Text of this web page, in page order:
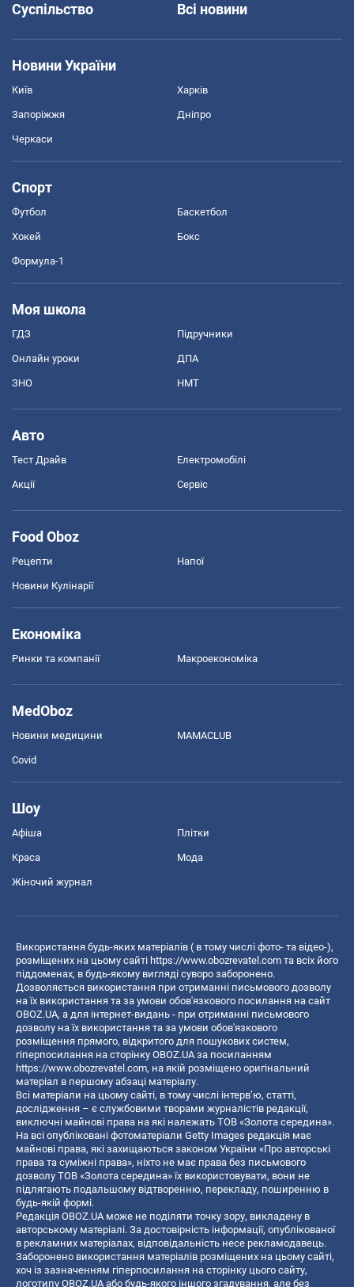
Суспільство
Всі новини
Новини України
Київ Харків
Запоріжжя Дніпро
Черкаси
Спорт
Футбол Баскетбол
Хокей Бокс
Формула-1
Моя школа
ГДЗ Підручники
Онлайн уроки ДПА
ЗНО НМТ
Авто
Тест Драйв Електромобілі
Акції Сервіс
Food Oboz
Рецепти Напої
Новини Кулінарії
Економіка
Ринки та компанії Макроекономіка
MedOboz
Новини медицини MAMACLUB
Covid
Шоу
Афіша Плітки
Краса Мода
Жіночий журнал
Використання будь-яких матеріалів ( в тому числі фото- та відео-),
розміщених на цьому сайті https://www.obozrevatel.com та всіх його
піддоменах, в будь-якому вигляді суворо заборонено.
Дозволяється використання при отриманні письмового дозволу
на їх використання та за умови обов'язкового посилання на сайт
OBOZ.UA, а для інтернет-видань - при отриманні письмового
дозволу на їх використання та за умови обов'язкового
розміщення прямого, відкритого для пошукових систем,
гіперпосилання на сторінку OBOZ.UA за посиланням
https://www.obozrevatel.com, на якій розміщено оригінальний
матеріал в першому абзаці матеріалу.
Всі матеріали на цьому сайті, в тому числі інтерв’ю, статті,
дослідження – є службовими творами журналістів редакції,
виключні майнові права на які належать ТОВ «Золота середина».
На всі опубліковані фотоматеріали Getty Images редакція має
майнові права, які захищаються законом України «Про авторські
права та суміжні права», ніхто не має права без письмового
дозволу ТОВ «Золота середина» їх використовувати, вони не
підлягають подальшому відтворенню, перекладу, поширенню в
будь-якій формі.
Редакція OBOZ.UA може не поділяти точку зору, викладену в
авторському матеріалі. За достовірність інформації, опублікованої
в рекламних матеріалах, відповідальність несе рекламодавець.
Заборонено використання матеріалів розміщених на цьому сайті,
хоч із зазначенням гіперпосилання на сторінку цього сайту,
логотипу OBOZ.UA або будь-якого іншого згадування, але без